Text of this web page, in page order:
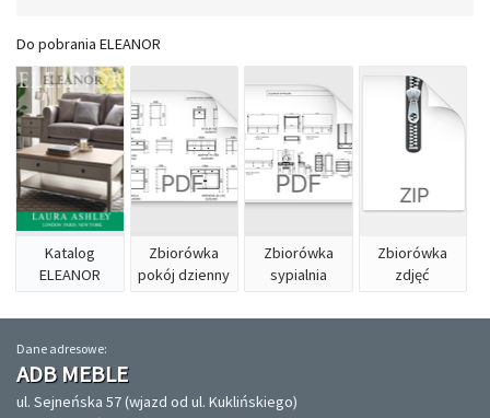
Do pobrania ELEANOR
Katalog
ELEANOR
Zbiorówka
pokój dzienny
Zbiorówka
sypialnia
Zbiorówka
zdjęć
Dane adresowe:
ADB MEBLE
ul. Sejneńska 57 (wjazd od ul. Kuklińskiego)